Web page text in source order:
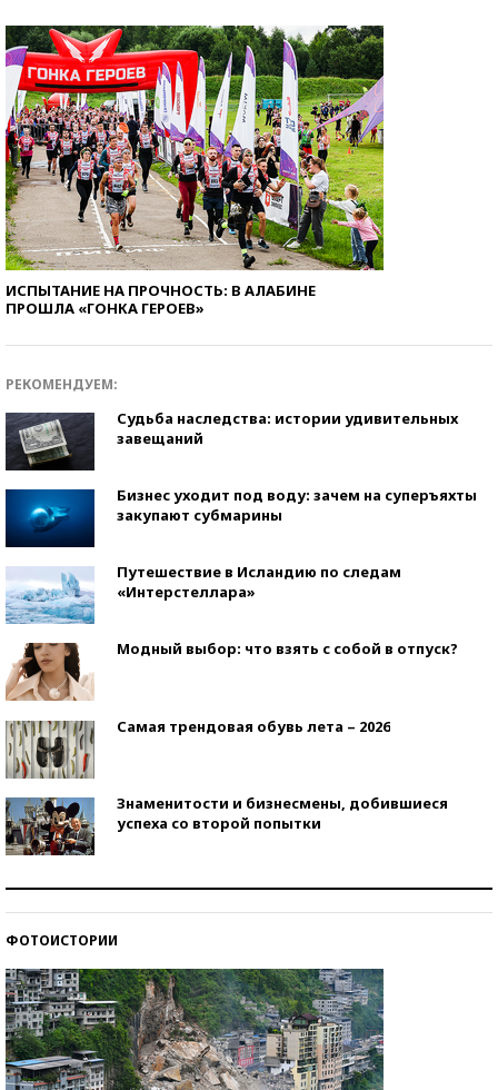
ИСПЫТАНИЕ НА ПРОЧНОСТЬ: В АЛАБИНЕ
ПРОШЛА «ГОНКА ГЕРОЕВ»
РЕКОМЕНДУЕМ:
Судьба наследства: истории удивительных
завещаний
Бизнес уходит под воду: зачем на суперъяхты
закупают субмарины
Путешествие в Исландию по следам
«Интерстеллара»
Модный выбор: что взять с собой в отпуск?
Самая трендовая обувь лета – 2026
Знаменитости и бизнесмены, добившиеся
успеха со второй попытки
ФОТОИСТОРИИ